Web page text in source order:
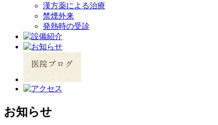
漢方薬による治療
禁煙外来
発熱時の受診
お知らせ